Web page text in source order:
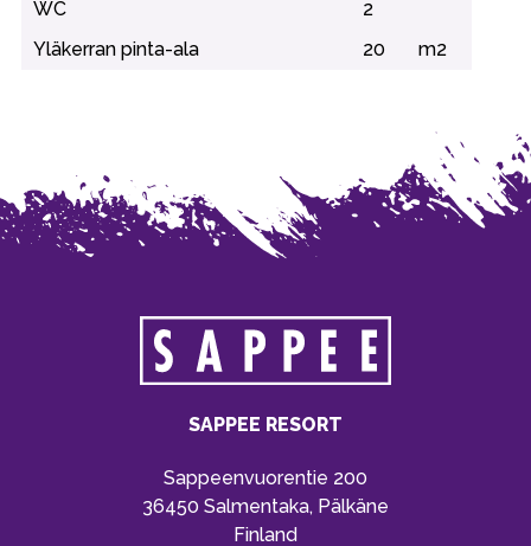
WC
2
Yläkerran pinta-ala
20 m2
SAPPEE RESORT
Sappeenvuorentie 200
36450 Salmentaka, Pälkäne
Finland